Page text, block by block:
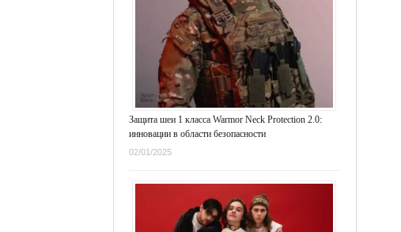
Защита шеи 1 класса Warmor Neck Protection 2.0:
инновации в области безопасности
02/01/2025